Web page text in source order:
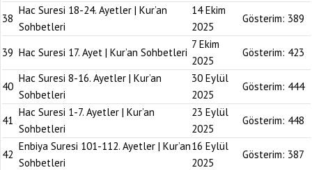
38
Hac Suresi 18-24. Ayetler | Kur’an
Sohbetleri
14 Ekim
2025
Gösterim: 389
39 Hac Suresi 17. Ayet | Kur’an Sohbetleri
7 Ekim
2025
Gösterim: 423
40
Hac Suresi 8-16. Ayetler | Kur’an
Sohbetleri
30 Eylül
2025
Gösterim: 444
41
Hac Suresi 1-7. Ayetler | Kur’an
Sohbetleri
23 Eylül
2025
Gösterim: 448
42
Enbiya Suresi 101-112. Ayetler | Kur’an
Sohbetleri
16 Eylül
2025
Gösterim: 387